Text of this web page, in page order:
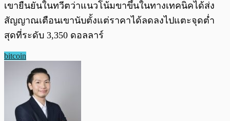
เขายืนยันในทวีตว่าแนวโน้มขาขึ้นในทางเทคนิคได้ส่ง
สัญญาณเตือนเขานับตั้งแต่ราคาได้ลดลงไปแตะจุดต่ำ
สุดที่ระดับ 3,350 ดอลลาร์
bitcoin